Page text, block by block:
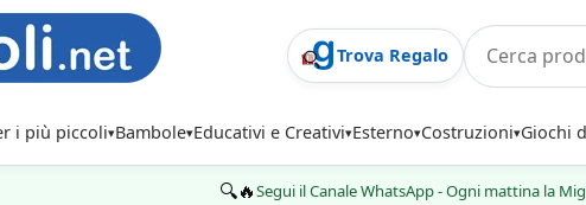
i più piccoli Bambole Educativi e Creativi Esterno Costruzioni Giochi
Trova Regalo
🔍🔥Segui il Canale WhatsApp - Ogni mattina la